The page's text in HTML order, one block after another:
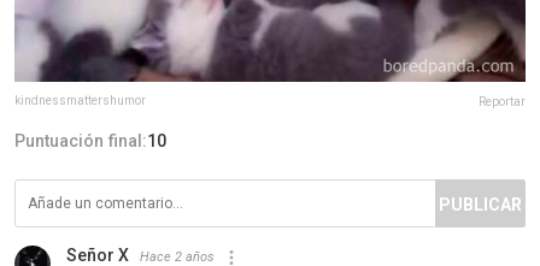
kindnessmattershumor Reportar
Puntuación final:10
PUBLICAR
Señor X Hace 2 años